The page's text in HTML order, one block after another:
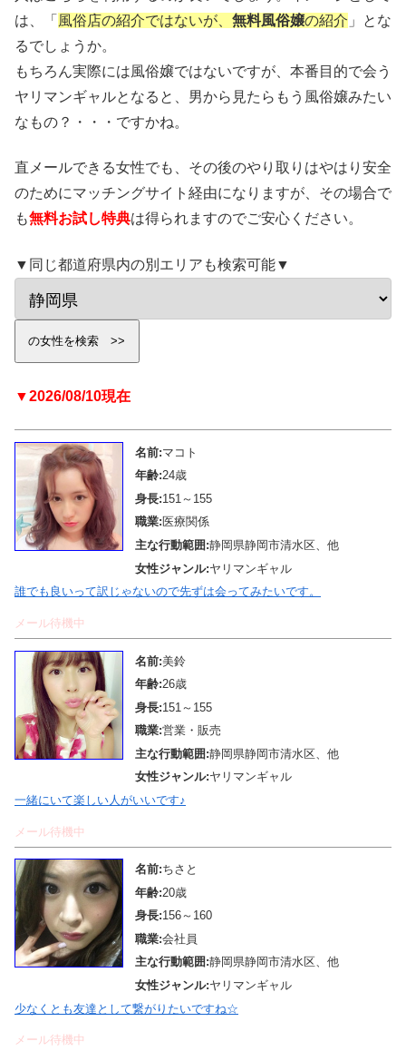
は、「 風俗店の紹介ではないが、 無料風俗嬢の紹介 」とな
るでしょうか。
もちろん実際には風俗嬢ではないですが、本番目的で会う
ヤリマンギャルとなると、男から見たらもう風俗嬢みたい
なもの？・・・ですかね。
直メールできる女性でも、その後のやり取りはやはり安全
のためにマッチングサイト経由になりますが、その場合で
も無料お試し特典は得られますのでご安心ください。
▼同じ都道府県内の別エリアも検索可能▼
▼2026/08/10現在
名前:マコト
年齢:24歳
身長:151～155
職業:医療関係
主な行動範囲:静岡県静岡市清水区、他
女性ジャンル:ヤリマンギャル
誰でも良いって訳じゃないので先ずは会ってみたいです。
メール待機中
名前:美鈴
年齢:26歳
身長:151～155
職業:営業・販売
主な行動範囲:静岡県静岡市清水区、他
女性ジャンル:ヤリマンギャル
一緒にいて楽しい人がいいです♪
メール待機中
名前:ちさと
年齢:20歳
身長:156～160
職業:会社員
主な行動範囲:静岡県静岡市清水区、他
女性ジャンル:ヤリマンギャル
少なくとも友達として繋がりたいですね☆
メール待機中